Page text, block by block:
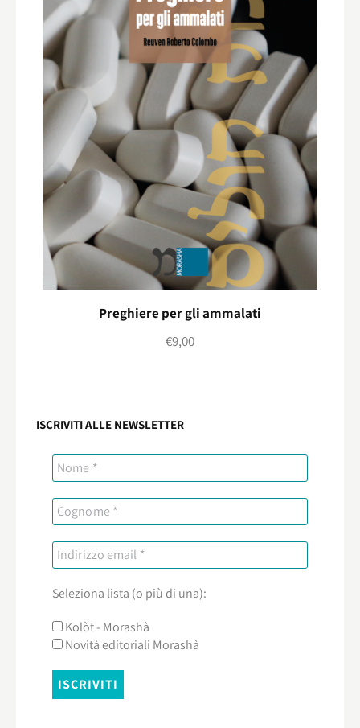
Preghiere per gli ammalati
€9,00
ISCRIVITI ALLE NEWSLETTER
Seleziona lista (o più di una):
Kolòt - Morashà
Novità editoriali Morashà